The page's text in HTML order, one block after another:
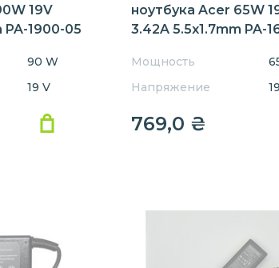
19V
PA-1900-05
90 W
19 V
ноутбука Acer 65W
3.42A 5.5x1.7mm PA-
Мощность
Напряжение
769,0 ₴